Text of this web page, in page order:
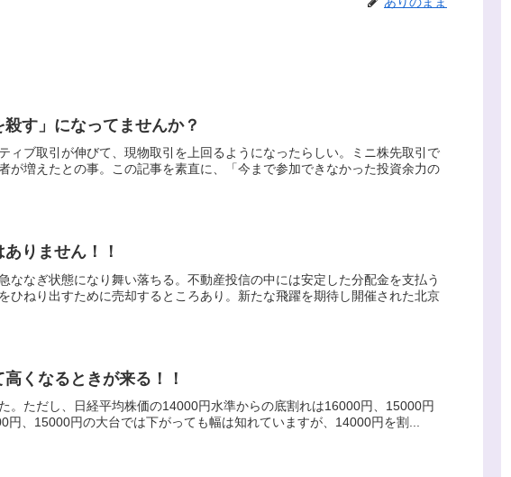
す」になってませんか？
ィブ取引が伸びて、現物取引を上回るようになったらしい。ミニ株先取引で
が増えたとの事。この記事を素直に、「今まで参加できなかった投資余力の
りません！！
ななぎ状態になり舞い落ちる。不動産投信の中には安定した分配金を支払う
ひねり出すために売却するところあり。新たな飛躍を期待し開催された北京
くなるときが来る！！
。ただし、日経平均株価の14000円水準からの底割れは16000円、15000円
、15000円の大台では下がっても幅は知れていますが、14000円を割...